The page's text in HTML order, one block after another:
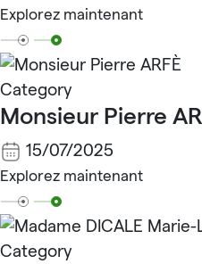
Explorez maintenant
Category
Monsieur Pierre
15/07/2025
Explorez maintenant
Category